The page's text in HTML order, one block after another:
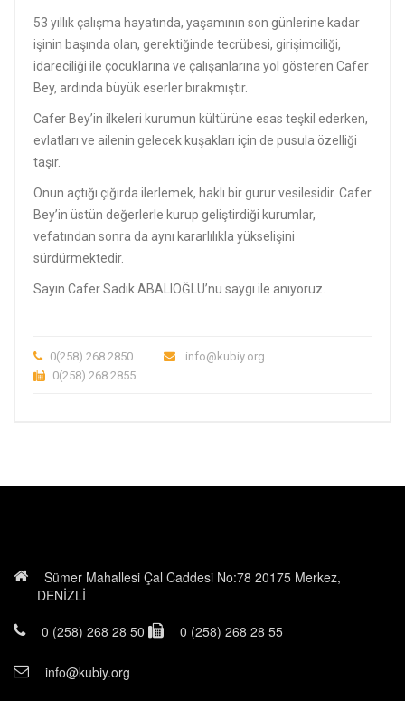
53 yıllık çalışma hayatında, yaşamının son günlerine kadar
işinin başında olan, gerektiğinde tecrübesi, girişimciliği,
idareciliği ile çocuklarına ve çalışanlarına yol gösteren Cafer
Bey, ardında büyük eserler bırakmıştır.
Cafer Bey’in ilkeleri kurumun kültürüne esas teşkil ederken,
evlatları ve ailenin gelecek kuşakları için de pusula özelliği
taşır.
Onun açtığı çığırda ilerlemek, haklı bir gurur vesilesidir. Cafer
Bey’in üstün değerlerle kurup geliştirdiği kurumlar,
vefatından sonra da aynı kararlılıkla yükselişini
sürdürmektedir.
Sayın Cafer Sadık ABALIOĞLU’nu saygı ile anıyoruz.
0(258) 268 2850
info@kubiy.org
0(258) 268 2855
Sümer Mahallesi Çal Caddesi No:78 20175 Merkez,
DENİZLİ
0 (258) 268 28 50
0 (258) 268 28 55
info@kubiy.org